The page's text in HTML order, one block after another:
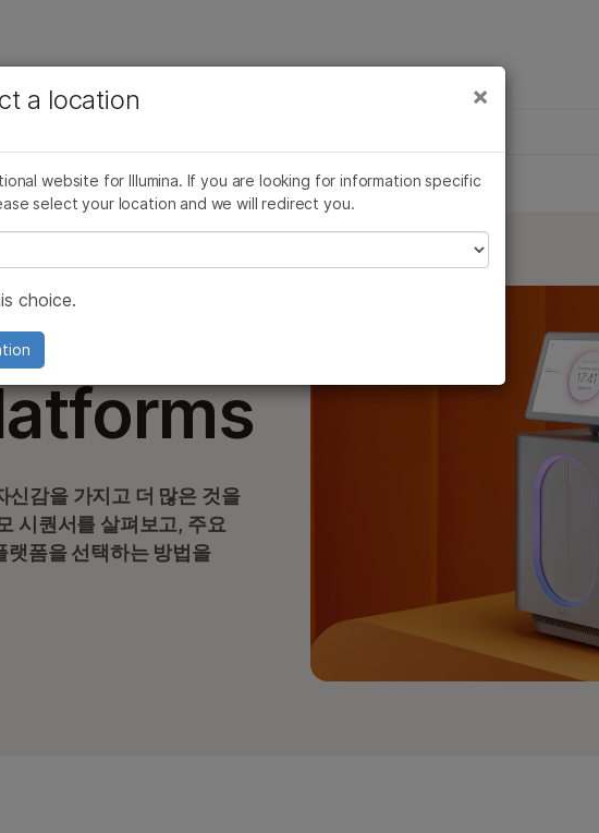
지원
신감을 가지고 더 많은 것을
시퀀서를 살펴보고, 주요
랫폼을 선택하는 방법을
×
a location
website for Illumina. If you are looking for information specific
select your location and we will redirect you.
a location
choice.
성이 높은 콘텐츠를 확인하실 수 있습니다. 주요
를 선택해 주세요:
×
연구
체학 연구
생식 보건 연구
유전 및 희귀 질환 연구